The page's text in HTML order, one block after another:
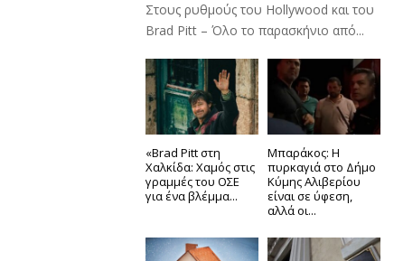
Στους ρυθμούς του Hollywood και του
Brad Pitt – Όλο το παρασκήνιο από...
«Brad Pitt στη
Χαλκίδα: Χαμός στις
γραμμές του ΟΣΕ
για ένα βλέμμα...
Μπαράκος: Η
πυρκαγιά στο Δήμο
Κύμης Αλιβερίου
είναι σε ύφεση,
αλλά οι...